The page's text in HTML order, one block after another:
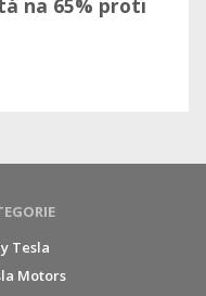
na 65% proti
Tesla
Motors